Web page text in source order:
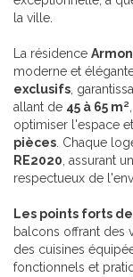
la ville.
La résidence
moderne et
exclusifs,
allant de 45 à 65 m²
optimiser l'espace
pièces. Chaque
RE2020, assurant
respectueux de
Les points forts
balcons offrant des
des cuisines
fonctionnels et